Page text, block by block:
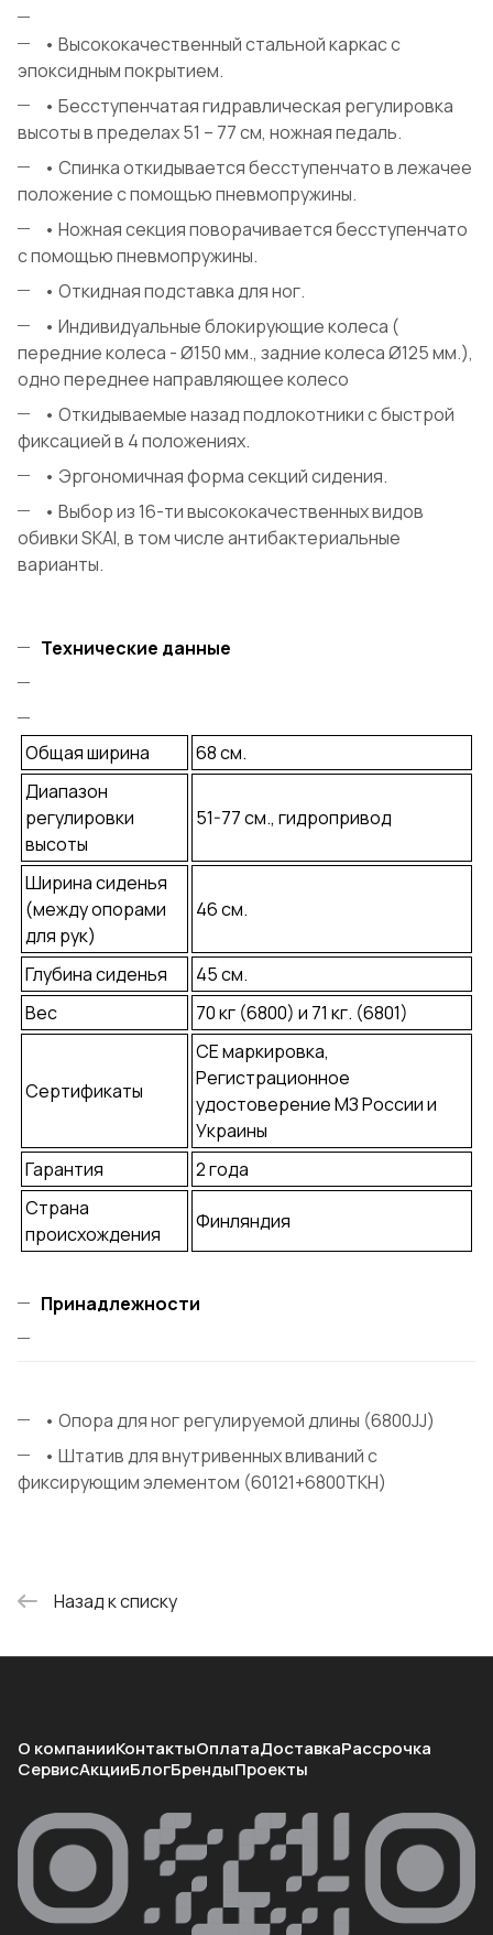
• Высококачественный стальной каркас с
эпоксидным покрытием.
• Бесступенчатая гидравлическая регулировка
высоты в пределах 51 – 77 см, ножная педаль.
• Спинка откидывается бесступенчато в лежачее
положение с помощью пневмопружины.
• Ножная секция поворачивается бесступенчато
с помощью пневмопружины.
• Откидная подставка для ног.
• Индивидуальные блокирующие колеса (
передние колеса - Ø150 мм., задние колеса Ø125 мм.),
одно переднее направляющее колесо
• Откидываемые назад подлокотники с быстрой
фиксацией в 4 положениях.
• Эргономичная форма секций сидения.
• Выбор из 16-ти высококачественных видов
обивки SKAI, в том числе антибактериальные
варианты.
Технические данные
Общая ширина
68 см.
Диапазон
регулировки
высоты
51-77 см., гидропривод
Ширина сиденья
(между опорами
для рук)
46 см.
Глубина сиденья
45 см.
Вес
70 кг (6800) и 71 кг. (6801)
Сертификаты
СЕ маркировка,
Регистрационное
удостоверение МЗ России и
Украины
Гарантия
2 года
Страна
происхождения
Финляндия
Принадлежности
• Опора для ног регулируемой длины (6800JJ)
• Штатив для внутривенных вливаний с
фиксирующим элементом (60121+6800TKH)
Назад к списку
О компанииКонтактыОплатаДоставкаРассрочка
СервисАкцииБлогБрендыПроекты